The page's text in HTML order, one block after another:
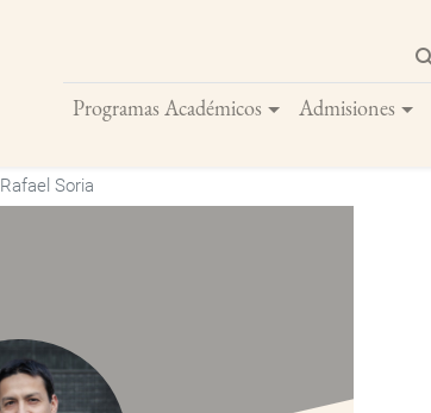
Programas Académicos Admisiones
Buscar
Rafael Soria